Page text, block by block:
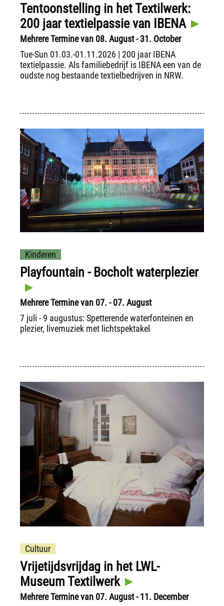
Tentoonstelling in het Textilwerk:
200 jaar textielpassie van IBENA
Mehrere Termine van 08. August - 31. October
Tue-Sun 01.03.-01.11.2026 | 200 jaar IBENA
textielpassie. Als familiebedrijf is IBENA een van de
oudste nog bestaande textielbedrijven in NRW.
Kinderen
Playfountain - Bocholt waterplezier
Mehrere Termine van 07. - 07. August
7 juli - 9 augustus: Spetterende waterfonteinen en
plezier, livemuziek met lichtspektakel
Cultuur
Vrijetijdsvrijdag in het LWL-
Museum Textilwerk
Mehrere Termine van 07. August - 11. December